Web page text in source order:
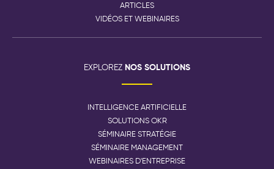
ARTICLES
VIDÉOS ET WEBINAIRES
EXPLOREZ NOS SOLUTIONS
INTELLIGENCE ARTIFICIELLE
SOLUTIONS OKR
SÉMINAIRE STRATÉGIE
SÉMINAIRE MANAGEMENT
WEBINAIRES D'ENTREPRISE